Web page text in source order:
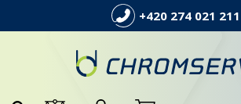
+420 274 021 211